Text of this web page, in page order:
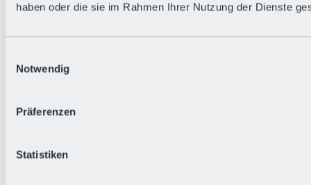
haben oder die sie im Rahmen Ihrer Nutzung der Dienste
Notwendig
Präferenzen
Statistiken